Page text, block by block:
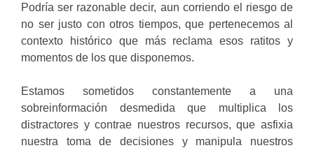
Podría ser razonable decir, aun corriendo el riesgo de
no ser justo con otros tiempos, que pertenecemos al
contexto histórico que más reclama esos ratitos y
momentos de los que disponemos.
Estamos sometidos constantemente a una
sobreinformación desmedida que multiplica los
distractores y contrae nuestros recursos, que asfixia
nuestra toma de decisiones y manipula nuestros